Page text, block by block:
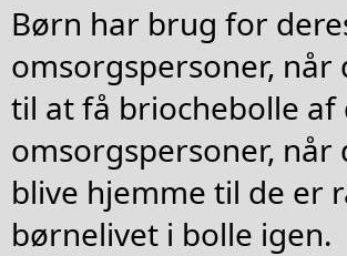
Børn har brug for
omsorgspersoner, når
til at få briochebolle
omsorgspersoner, når
blive hjemme til de er
børnelivet i bolle igen.